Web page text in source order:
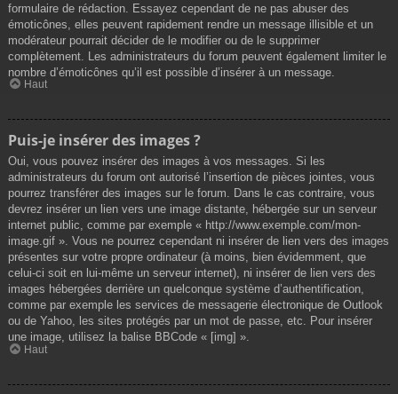
formulaire de rédaction. Essayez cependant de ne pas abuser des
émoticônes, elles peuvent rapidement rendre un message illisible et un
modérateur pourrait décider de le modifier ou de le supprimer
complètement. Les administrateurs du forum peuvent également limiter le
nombre d’émoticônes qu’il est possible d’insérer à un message.
Haut
Puis-je insérer des images ?
Oui, vous pouvez insérer des images à vos messages. Si les
administrateurs du forum ont autorisé l’insertion de pièces jointes, vous
pourrez transférer des images sur le forum. Dans le cas contraire, vous
devrez insérer un lien vers une image distante, hébergée sur un serveur
internet public, comme par exemple « http://www.exemple.com/mon-
image.gif ». Vous ne pourrez cependant ni insérer de lien vers des images
présentes sur votre propre ordinateur (à moins, bien évidemment, que
celui-ci soit en lui-même un serveur internet), ni insérer de lien vers des
images hébergées derrière un quelconque système d’authentification,
comme par exemple les services de messagerie électronique de Outlook
ou de Yahoo, les sites protégés par un mot de passe, etc. Pour insérer
une image, utilisez la balise BBCode « [img] ».
Haut